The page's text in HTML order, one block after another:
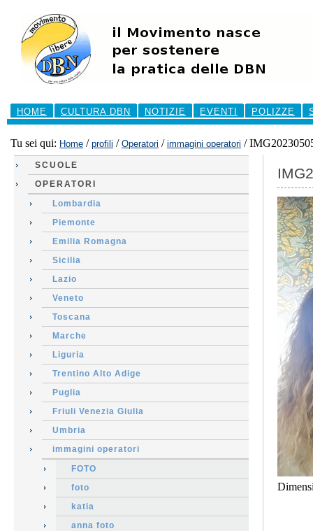
contenuti.
navigazione
Sezioni
HOME
CULTURA DBN NOTIZIE EVENTI POLIZZE
Tu sei qui: Home / profili / Operatori / immagini operatori /
SCUOLE
OPERATORI
Lombardia
Piemonte
Emilia Romagna
Sicilia
Lazio
Veneto
Toscana
Marche
Liguria
Trentino Alto Adige
Puglia
Friuli Venezia Giulia
Umbria
immagini operatori
FOTO
foto
katia
anna foto